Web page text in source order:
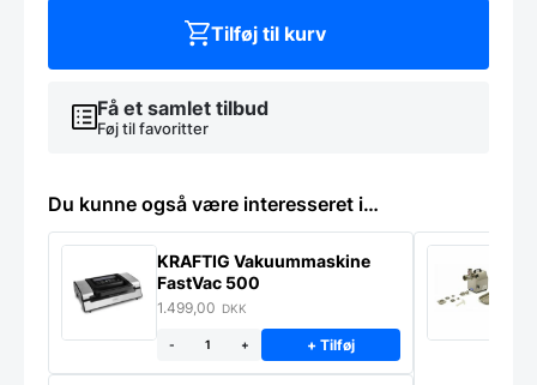
Få et samlet tilbud
Føj til favoritter
Tilføj til kurv
Du kunne også være interesseret i…
KRAFTIG Vakuummaskine
FastVac 500
1.499,00 DKK
- + + Tilføj